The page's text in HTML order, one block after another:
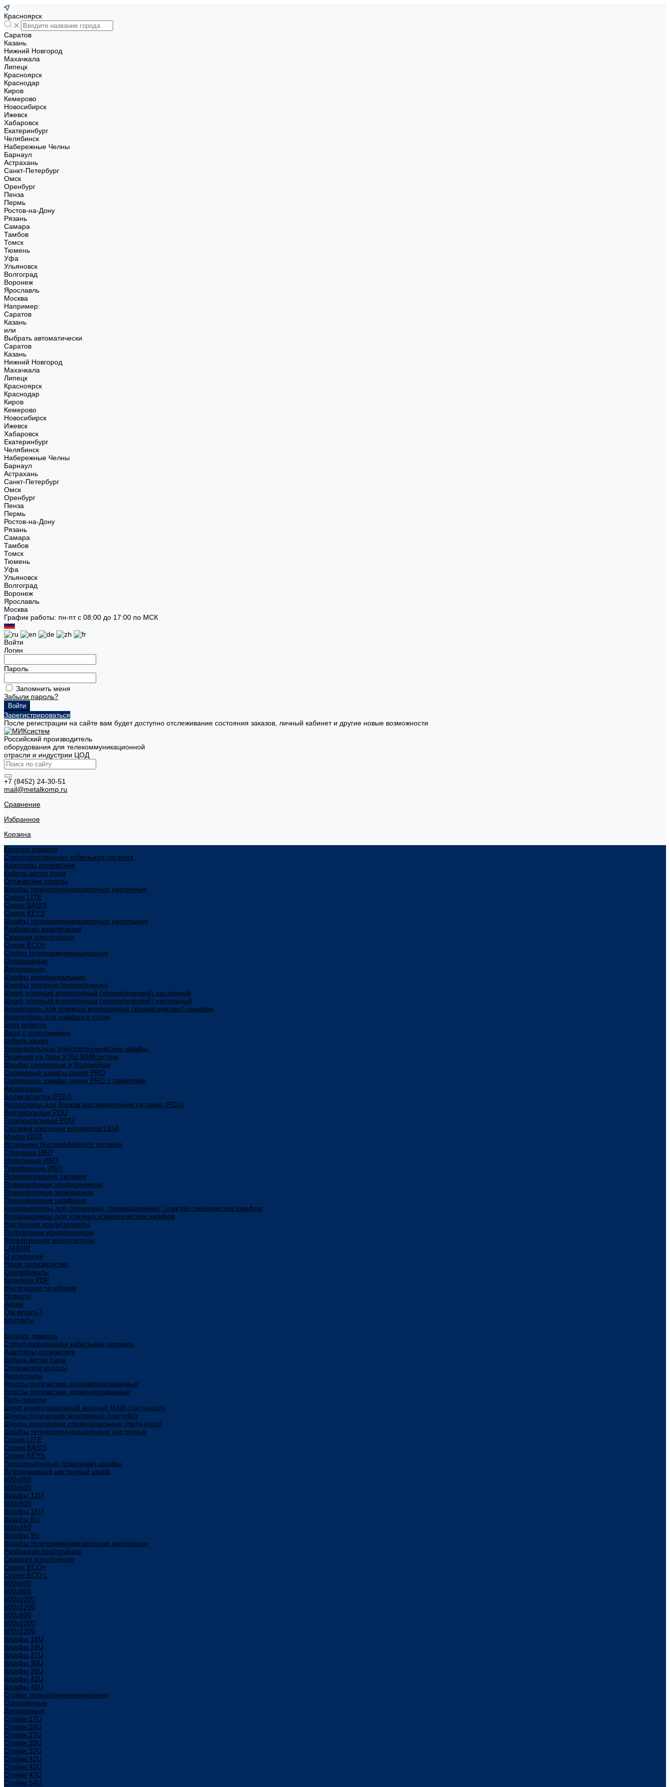
Красноярск
Саратов
Казань
Нижний Новгород
Махачкала
Липецк
Красноярск
Краснодар
Киров
Кемерово
Новосибирск
Ижевск
Хабаровск
Екатеринбург
Челябинск
Набережные Челны
Барнаул
Астрахань
Санкт-Петербург
Омск
Оренбург
Пенза
Пермь
Ростов-на-Дону
Рязань
Самара
Тамбов
Томск
Тюмень
Уфа
Ульяновск
Волгоград
Воронеж
Ярославль
Москва
Например:
Саратов
Казань
или
Выбрать автоматически
Саратов
Казань
Нижний Новгород
Махачкала
Липецк
Красноярск
Краснодар
Киров
Кемерово
Новосибирск
Ижевск
Хабаровск
Екатеринбург
Челябинск
Набережные Челны
Барнаул
Астрахань
Санкт-Петербург
Омск
Оренбург
Пенза
Пермь
Ростов-на-Дону
Рязань
Самара
Тамбов
Томск
Тюмень
Уфа
Ульяновск
Волгоград
Воронеж
Ярославль
Москва
График работы: пн-пт с 08:00 до 17:00 по МСК
Войти
Логин
Пароль
Запомнить меня
Забыли пароль?
Зарегистрироваться
После регистрации на сайте вам будет доступно отслеживание состояния заказов, личный кабинет и другие новые возможности
Российский производитель
оборудования для телекоммуникационной
отрасли и индустрии ЦОД
+7 (8452) 24-30-51
mail@metalkomp.ru
Сравнение
Избранное
Корзина
Каталог товаров
Структурированная кабельная система
Адаптеры оптические
Кабель витая пара
Оптические кроссы
Шкафы телекоммуникационные настенные
Cерия LITE
Cерия BASIS
Cерия KEYS
Шкафы телекоммуникационные напольные
Разборная конструкция
Сварная конструкция
Серия ECO+
Стойки телекоммуникационные
Однорамные
Двухрамные
Шкафы антивандальные
Шкафы уличные (всепогодные)
Шкаф уличный всепогодный (климатический) настенный
Шкаф уличный всепогодный (климатический) напольный
Аксессуары для уличных всепогодных (климатических) шкафов
Аксессуары для шкафов и стоек
Блок розеток
Ввод с уплотнением
Кабель канал
Универсальные электротехнические шкафы
Решения на базе УЭШ МИКсистем
Шкафы серверные и Колокейшн
Серверные шкафы серия PRO
Серверные шкафы серии PRO с ламелями
Аксессуары
Блоки розеток (PDU)
Аксессуары для блоков распределения питания (PDU)
Вертикальные PDU
Горизонтальные PDU
Система изоляции коридоров ЦОД
Микро ЦОД
Источники бесперебойного питания
Стоечные ИБП
Напольные ИБП
Трёхфазные ИБП
Резервирование питания
Прецизионные кондиционеры
Прецизионные межрядные
Прецизионные шкафные
Кондиционеры для серверных, промышленных, электро- технических шкафов
Кондиционеры для уличных климатических шкафов
Настенные кондиционеры
Потолочные кондиционеры
Фильтрующие вентиляторы
LANMIR
О компании
Наше производство
Сертификаты
Каталоги PDF
Инструкции по сборке
Новости
Акции
Где купить?
Контакты
Каталог товаров
Структурированная кабельная система
Адаптеры оптические
Кабель витая пара
Оптические кроссы
Аксессуары
Кроссы оптические неукомплектованные
Кроссы оптические укомплектованные
Патч-панели
Шнур коммутационный медный RJ45 (патч-корд)
Шнуры оптические монтажные (пигтейл)
Шнуры оптические соединительные (патч-корд)
Шкафы телекоммуникационные настенные
Cерия LITE
Cерия BASIS
Cерия KEYS
Трехсекционные (откидные) шкафы
Встраиваемый настенный шкаф
600x450
600x600
Шкафы 12U
600x600
Шкафы 15U
Шкафы 6U
600x350
Шкафы 9U
Шкафы телекоммуникационные напольные
Разборная конструкция
Сварная конструкция
Серия ECO+
Серия ECO L
600x600
600x800
600х1000
600х1200
800x800
800х1000
800х1200
Шкафы 18U
Шкафы 24U
Шкафы 27U
Шкафы 30U
Шкафы 36U
Шкафы 42U
Шкафы 48U
Стойки телекоммуникационные
Однорамные
Двухрамные
Стойки 17U
Стойки 24U
Стойки 27U
Стойки 33U
Стойки 37U
Стойки 42U
Стойки 45U
Стойки 47U
Стойки 54U